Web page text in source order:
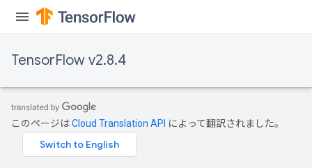
TensorFlow v2.8.4
このページはCloud Translation API によって翻訳されました。